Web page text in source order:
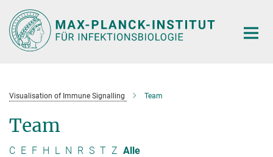
Hauptinhalt
Visualisation of Immune Signalling Team
Team
C E F H L N R S T Z Alle